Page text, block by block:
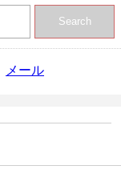
Search
メール